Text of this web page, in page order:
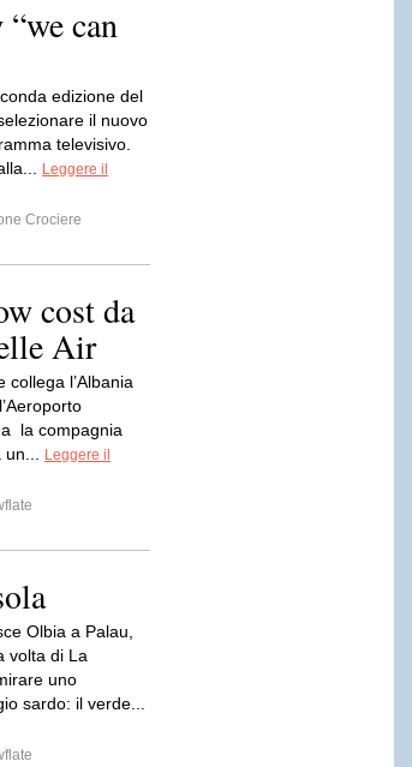
can
edizione del
il nuovo
televisivo.
Leggere il
Crociere
cost da
Air
collega l’Albania
la compagnia
Leggere il
Olbia a Palau,
volta di La
uno
sardo: il verde...